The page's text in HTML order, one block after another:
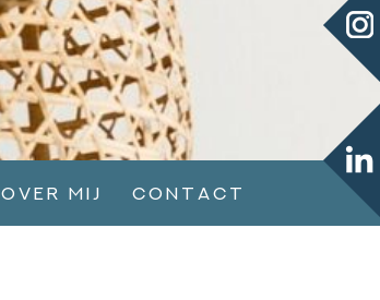
Over mij Contact